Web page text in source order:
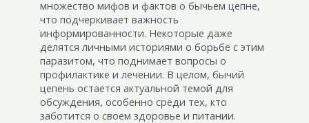
множество мифов и фактов о бычьем цепне,
что подчеркивает важность
информированности. Некоторые даже
делятся личными историями о борьбе с этим
паразитом, что поднимает вопросы о
профилактике и лечении. В целом, бычий
цепень остается актуальной темой для
обсуждения, особенно среди тех, кто
заботится о своем здоровье и питании.